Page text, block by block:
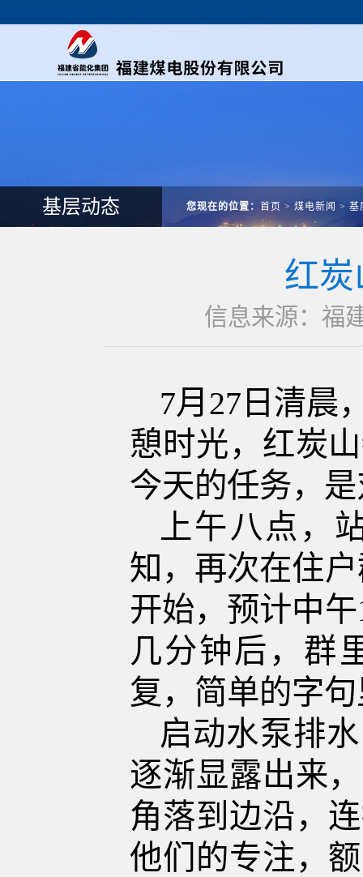
基层动态 您现在的位置： 首页 > 煤电新闻 > 基
红
信息来源：福
7月27日 清晨
憩时光 ， 红炭山
今天的任务，
上午八点，
知，再次在住
开始，预计中午
几分钟后，群
复，简单的字
启动水泵排
逐渐显露出来
角落到边沿，
他们的专注，